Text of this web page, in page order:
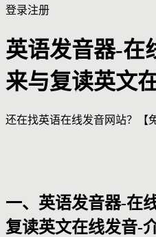
登录注册
英语发音器-在
来与复读英文
还在找英语在线发音网站？【
一、英语发音器-在
复读英文在线发音-